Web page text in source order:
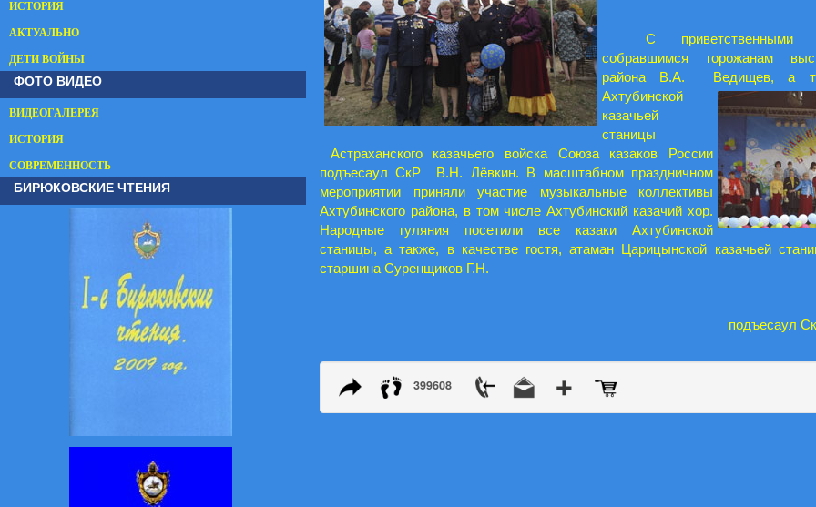
ИСТОРИЯ
АКТУАЛЬНО
ДЕТИ ВОЙНЫ
ФОТО ВИДЕО
ВИДЕОГАЛЕРЕЯ
ИСТОРИЯ
СОВРЕМЕННОСТЬ
БИРЮКОВСКИЕ ЧТЕНИЯ
С
собравшимся горожанам
района В.А. Ведищев, а
Ахтубинской
казачьей
станицы
Астраханского казачьего войска Союза казаков России
подъесаул СкР В.Н. Лёвкин. В масштабном праздничном
мероприятии приняли участие музыкальные коллективы
Ахтубинского района, в том числе Ахтубинский казачий хор.
Народные гуляния посетили все казаки Ахтубинской
станицы, а также, в качестве гостя, атаман Царицынской казачьей
старшина Суренщиков Г.Н.
подъесаул
399608